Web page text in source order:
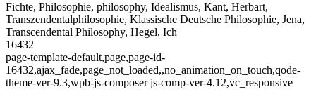
Fichte, Philosophie, philosophy, Idealismus, Kant, Herbart,
Transzendentalphilosophie, Klassische Deutsche Philosophie, Jena,
Transcendental Philosophy, Hegel, Ich
16432
page-template-default,page,page-id-
16432,ajax_fade,page_not_loaded,,no_animation_on_touch,qode-
theme-ver-9.3,wpb-js-composer js-comp-ver-4.12,vc_responsive